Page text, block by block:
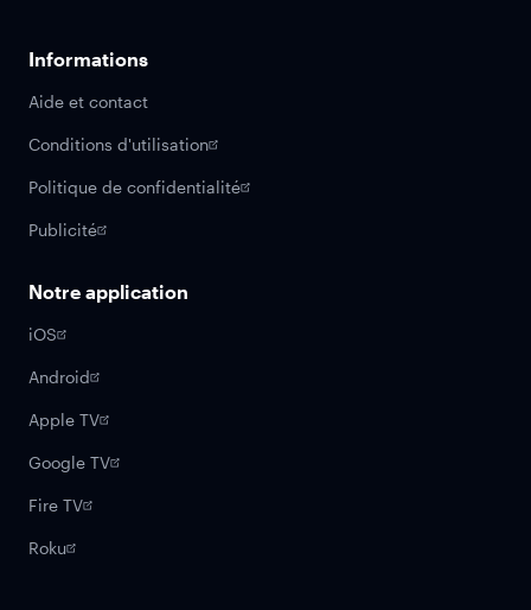
Informations
Aide et contact
Conditions d'utilisation
Politique de confidentialité
Publicité
Notre application
iOS
Android
Apple TV
Google TV
Fire TV
Roku